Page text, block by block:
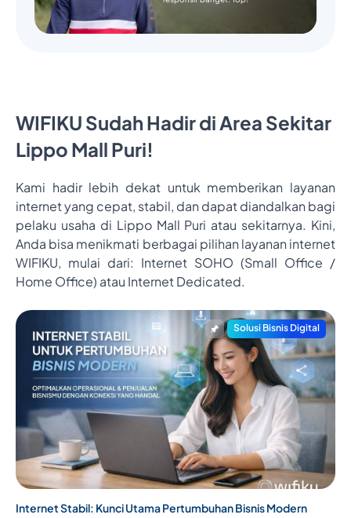
WIFIKU Sudah Hadir di Area Sekitar
Lippo Mall Puri!
Kami hadir lebih dekat untuk memberikan layanan
internet yang cepat, stabil, dan dapat diandalkan bagi
pelaku usaha di Lippo Mall Puri atau sekitarnya. Kini,
Anda bisa menikmati berbagai pilihan layanan internet
WIFIKU, mulai dari: Internet SOHO (Small Office /
Home Office) atau Internet Dedicated.
Solusi Bisnis Digital
Internet Stabil: Kunci Utama Pertumbuhan Bisnis Modern